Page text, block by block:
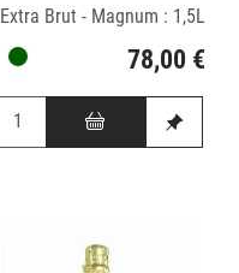
Extra Brut - Magnum : 1,5L
78,00 €